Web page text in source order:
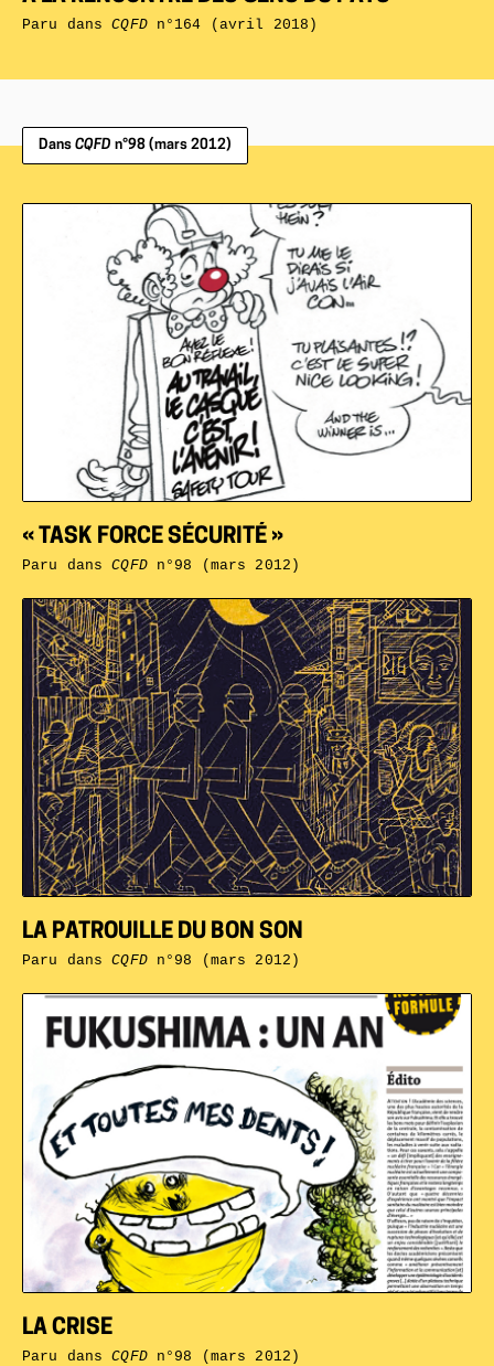
Paru dansCQFDn°164 (avril 2018)
Dans CQFD n°98 (mars 2012)
LA CRISE
Paru dansCQFDn°98 (mars 2012)
LA PATROUILLE DU BON SON
Paru dansCQFDn°98 (mars 2012)
« TASK FORCE SÉCURITÉ »
Paru dansCQFDn°98 (mars 2012)